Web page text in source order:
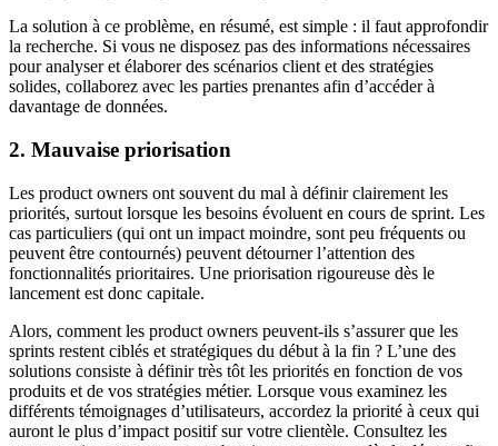
La solution à ce problème, en résumé, est simple : il faut approfondir
la recherche. Si vous ne disposez pas des informations nécessaires
pour analyser et élaborer des scénarios client et des stratégies
solides, collaborez avec les parties prenantes afin d’accéder à
davantage de données.
2. Mauvaise priorisation
Les product owners ont souvent du mal à définir clairement les
priorités, surtout lorsque les besoins évoluent en cours de sprint. Les
cas particuliers (qui ont un impact moindre, sont peu fréquents ou
peuvent être contournés) peuvent détourner l’attention des
fonctionnalités prioritaires. Une priorisation rigoureuse dès le
lancement est donc capitale.
Alors, comment les product owners peuvent-ils s’assurer que les
sprints restent ciblés et stratégiques du début à la fin ? L’une des
solutions consiste à définir très tôt les priorités en fonction de vos
produits et de vos stratégies métier. Lorsque vous examinez les
différents témoignages d’utilisateurs, accordez la priorité à ceux qui
auront le plus d’impact positif sur votre clientèle. Consultez les